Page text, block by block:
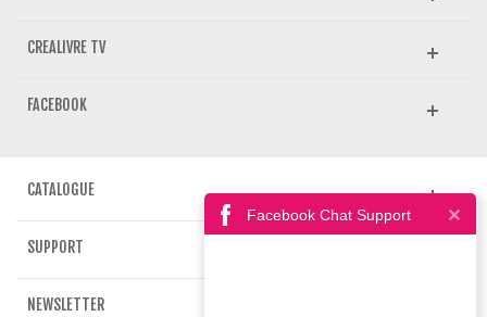
CREALIVRE TV
FACEBOOK
CATALOGUE
SUPPORT
NEWSLETTER
Facebook Chat Support